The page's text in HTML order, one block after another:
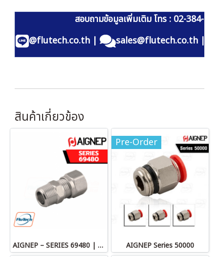
สอบถามข้อมูลเพิ่มเติม โทร : 02-384-
@flutech.co.th| sales@flutech.co.th |
สินค้าเกี่ยวข้อง
AIGNEP – SERIES 69480 | STRAIGHT MALE ADAPTOR
Pre-Order
AIGNEP Series 50000